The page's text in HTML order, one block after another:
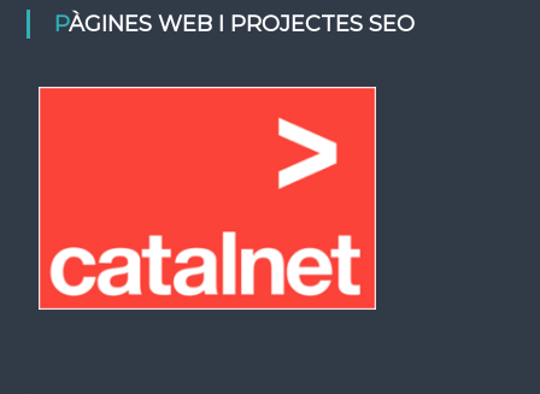
PÀGINES WEB I PROJECTES SEO